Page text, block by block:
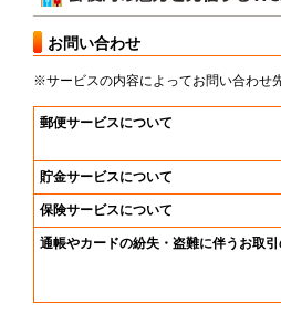
お問い合わせ
※サービスの内容によってお問い合わせ
郵便サービスについて
貯金サービスについて
保険サービスについて
通帳やカードの紛失・盗難に伴うお取